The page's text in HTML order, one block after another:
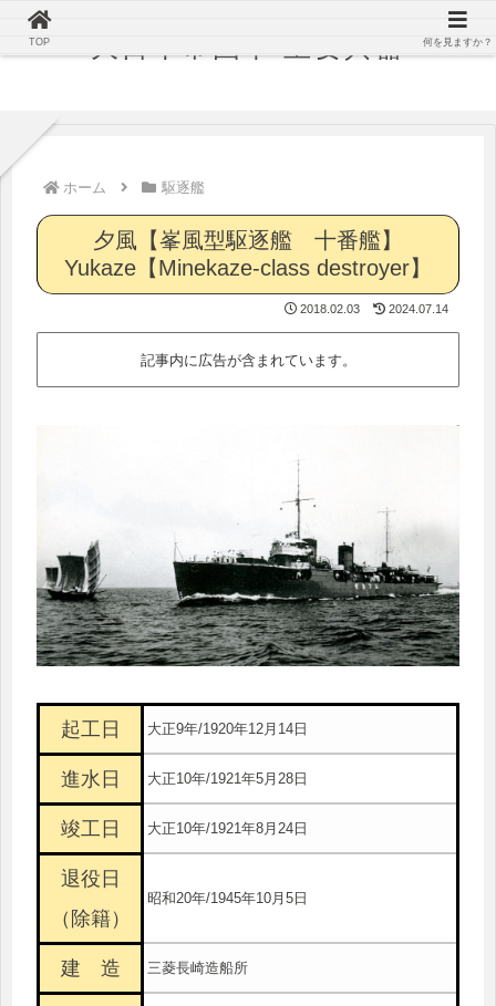
ホーム 駆逐艦
夕風【峯風型駆逐艦 十番艦】
Yukaze【Minekaze-class destroyer】
2018.02.03 2024.07.14
記事内に広告が含まれています。
起工日 大正9年/1920年12月14日
進水日 大正10年/1921年5月28日
竣工日 大正10年/1921年8月24日
退役日
（除籍）
昭和20年/1945年10月5日
建 造 三菱長崎造船所
TOP 何を見ますか？